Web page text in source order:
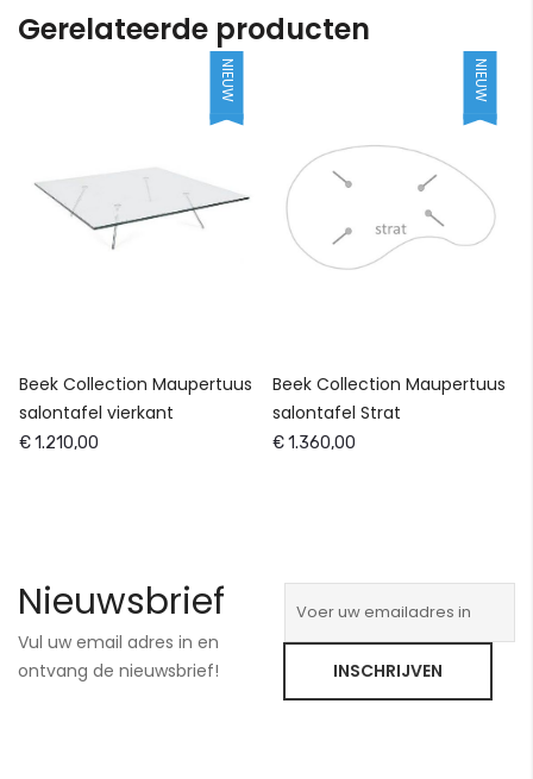
Gerelateerde producten
NIEUW
Beek Collection Maupertuus
salontafel vierkant
€ 1.210,00
NIEUW
Beek Collection Maupertuus
salontafel Strat
€ 1.360,00
Nieuwsbrief
Vul uw email adres in en
ontvang de nieuwsbrief!
INSCHRIJVEN